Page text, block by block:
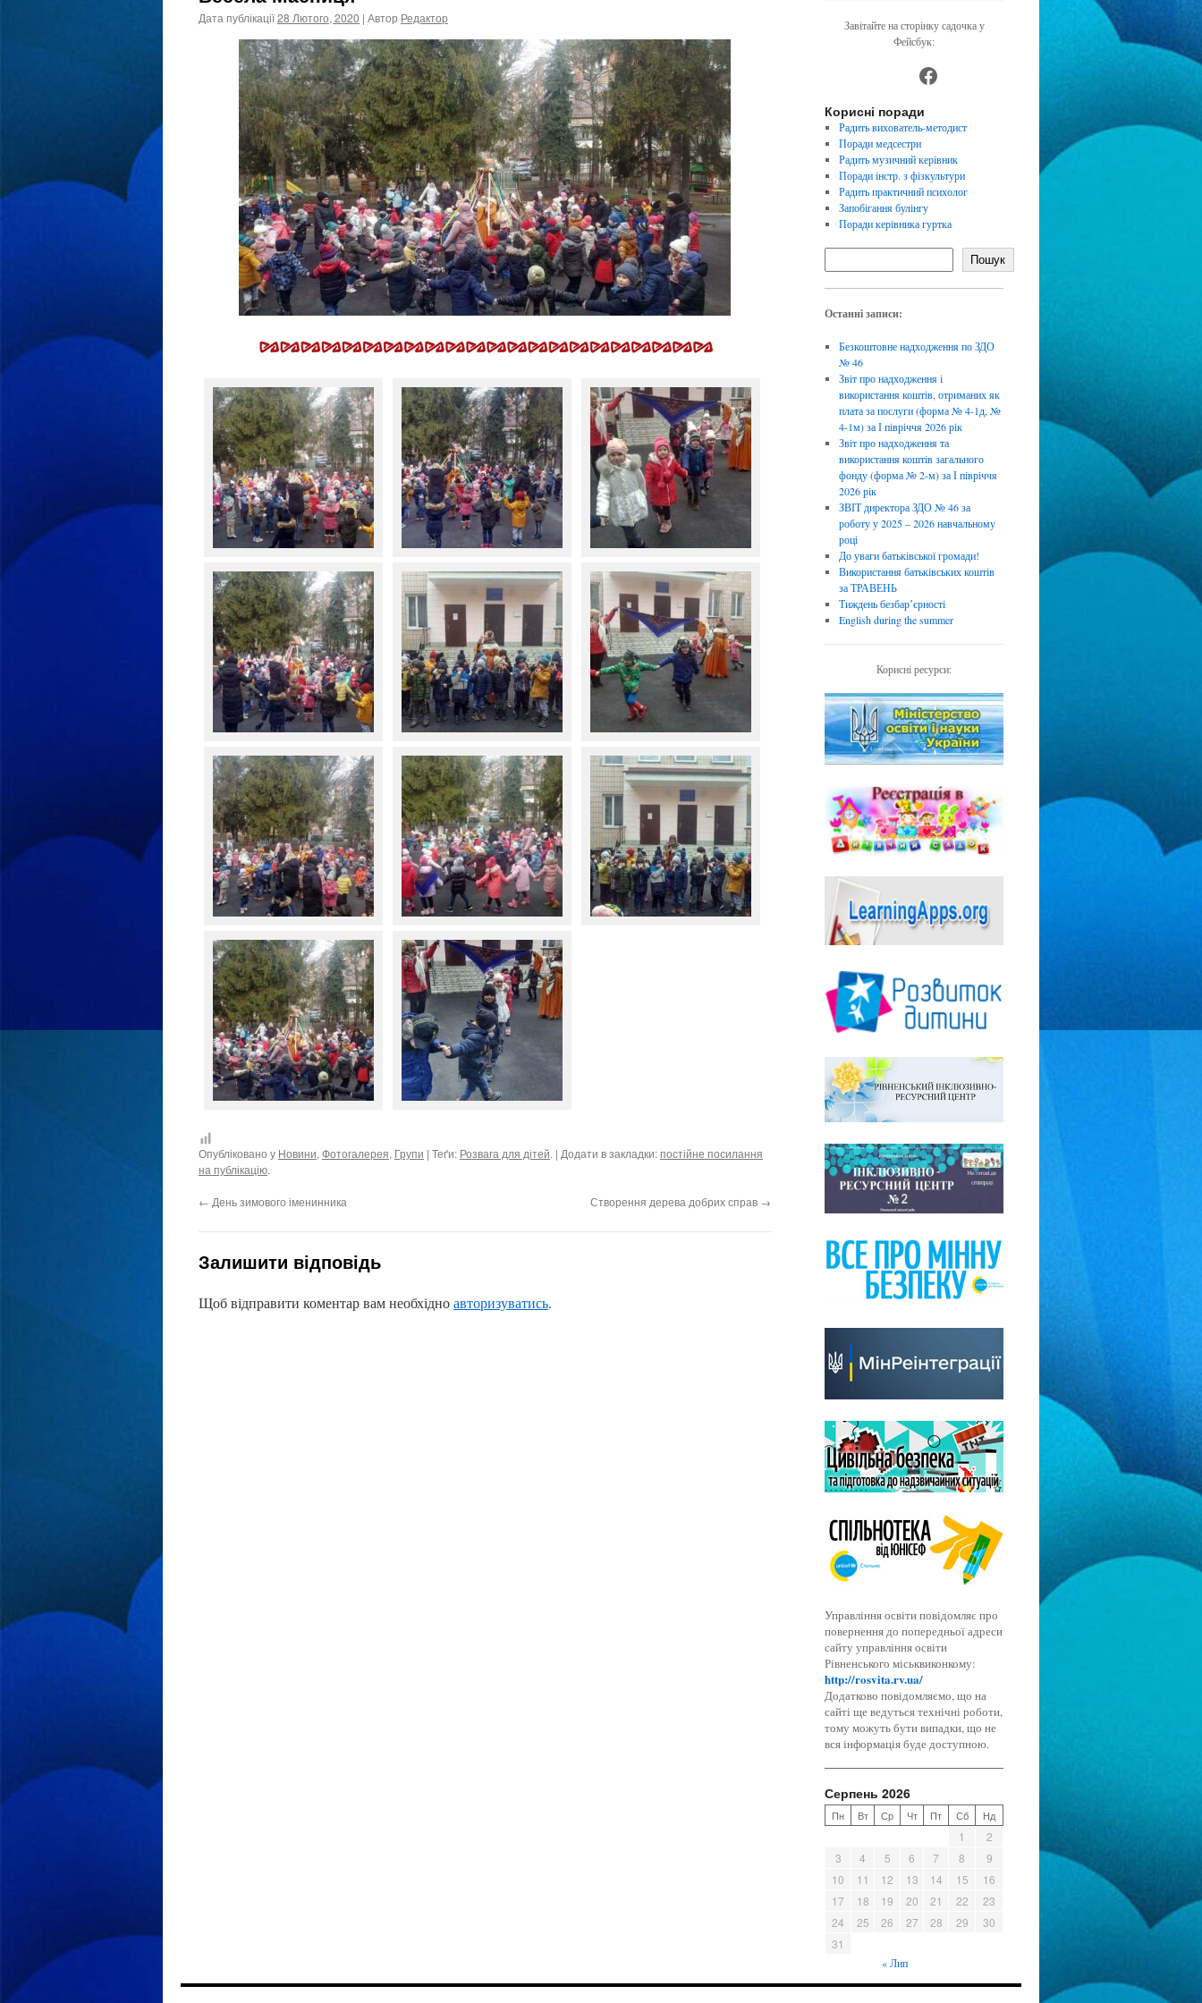
Дата публікації28 Лютого, 2020 | Автор Редактор
Опубліковано у Новини, Фотогалерея, Групи | Теґи: Розвага для дітей. | Додати в закладки:постійне посилання
на публікацію.
← День зимового іменинника Створення дерева добрих справ →
Залишити відповідь
Щоб відправити коментар вам необхідноавторизуватись.
Завітайте на сторінку садочка у
Фейсбук:
https://www.facebook.com/
Корисні поради
Радить вихователь-методист
Поради медсестри
Радить музичний керівник
Поради інстр. з фізкультури
Радить практичний психолог
Запобігання булінгу
Поради керівника гуртка
Пошук
Останні записи:
Безкоштовне надходження по ЗДО
№ 46
Звіт про надходження і
використання коштів, отриманих як
плата за послуги (форма № 4-1д, №
4-1м) за І півріччя 2026 рік
Звіт про надходження та
використання коштів загального
фонду (форма № 2-м) за І півріччя
2026 рік
ЗВІТ директора ЗДО № 46 за
роботу у 2025 – 2026 навчальному
році
До уваги батьківської громади!
Використання батьківських коштів
за ТРАВЕНЬ
Тиждень безбарʼєрності
English during the summer
Корисні ресурси:
Управління освіти повідомляє про
повернення до попередньої адреси
сайту управління освіти
Рівненського міськвиконкому:
http://rosvita.rv.ua/
Додатково повідомляємо, що на
сайті ще ведуться технічні роботи,
тому можуть бути випадки, що не
вся інформація буде доступною.
Серпень 2026
Пн Вт Ср Чт Пт Сб Нд
1
2
3
4 5 6 7 8
9
10
11 12 13 14 15
16
17
18 19 20 21 22
23
24
25 26 27 28 29
30
31
« Лип